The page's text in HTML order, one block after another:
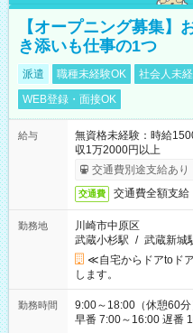
【オープニング募集】
き添いも仕事の1つ
派遣 職種未経験OK 社会人未
WEB登録・面接OK
給与
無資格未経験：時給
収1万2000円以上
交通費別途支給あり
交通費 交通費全額支給
勤務地
川崎市中原区
武蔵小杉駅 / 武蔵新城
≪自宅からドアtoド
します。
勤務時間
9:00～18:00（休憩60分） ■ご希望があれば下記シフトも
早番 7:00～16:00 遅番